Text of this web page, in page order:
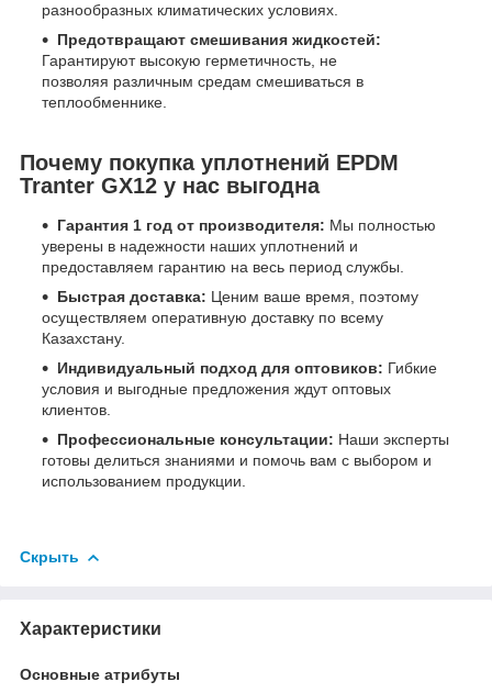
разнообразных климатических условиях.
Предотвращают смешивания жидкостей:
Гарантируют высокую герметичность, не
позволяя различным средам смешиваться в
теплообменнике.
Почему покупка уплотнений EPDM
Tranter GX12 у нас выгодна
Гарантия 1 год от производителя: Мы полностью
уверены в надежности наших уплотнений и
предоставляем гарантию на весь период службы.
Быстрая доставка: Ценим ваше время, поэтому
осуществляем оперативную доставку по всему
Казахстану.
Индивидуальный подход для оптовиков: Гибкие
условия и выгодные предложения ждут оптовых
клиентов.
Профессиональные консультации: Наши эксперты
готовы делиться знаниями и помочь вам с выбором и
использованием продукции.
Скрыть
Характеристики
Основные атрибуты